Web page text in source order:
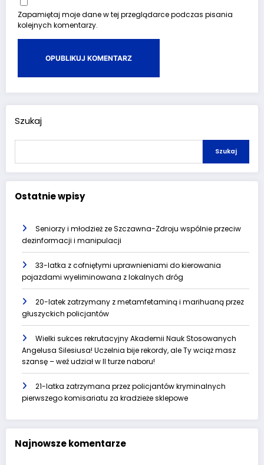
Zapamiętaj moje dane w tej przeglądarce podczas pisania
kolejnych komentarzy.
Szukaj
Szukaj
Ostatnie wpisy
Seniorzy i młodzież ze Szczawna-Zdroju wspólnie przeciw
dezinformacji i manipulacji
33-latka z cofniętymi uprawnieniami do kierowania
pojazdami wyeliminowana z lokalnych dróg
20-latek zatrzymany z metamfetaminą i marihuaną przez
głuszyckich policjantów
Wielki sukces rekrutacyjny Akademii Nauk Stosowanych
Angelusa Silesiusa! Uczelnia bije rekordy, ale Ty wciąż masz
szansę – weź udział w II turze naboru!
21-latka zatrzymana przez policjantów kryminalnych
pierwszego komisariatu za kradzieże sklepowe
Najnowsze komentarze